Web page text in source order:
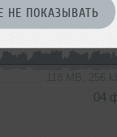
НЕ ПОКАЗЫВАТЬ
04